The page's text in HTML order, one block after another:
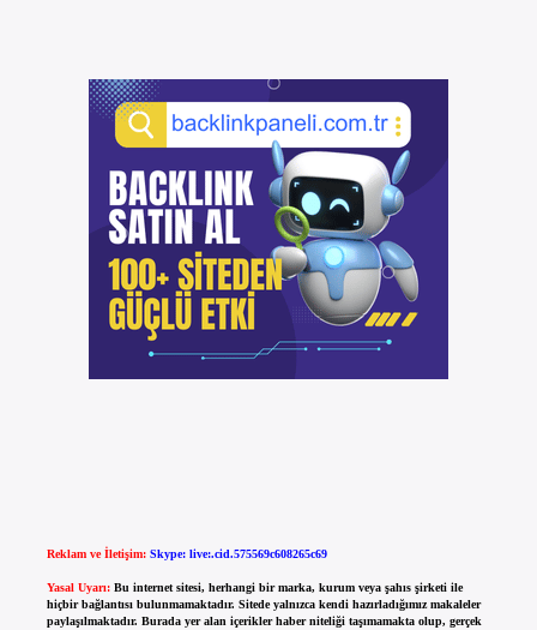
Reklam ve İletişim: Skype: live:.cid.575569c608265c69
Yasal Uyarı: Bu internet sitesi, herhangi bir marka, kurum veya şahıs şirketi ile
hiçbir bağlantısı bulunmamaktadır. Sitede yalnızca kendi hazırladığımız makaleler
paylaşılmaktadır. Burada yer alan içerikler haber niteliği taşımamakta olup, gerçek